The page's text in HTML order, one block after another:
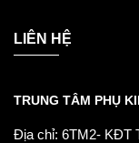
LIÊN HỆ
TRUNG TÂM PHỤ
Địa chỉ: 6TM2- KĐT